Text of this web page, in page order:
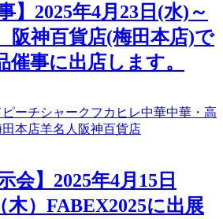
】2025年4月23日(水)～
神百貨店(梅田本店)で
催事に出店します。
ピーチシャークフカヒレ中華中華・高
田本店羊名人 阪神百貨店
会】2025年4月15日
木）FABEX2025に出展